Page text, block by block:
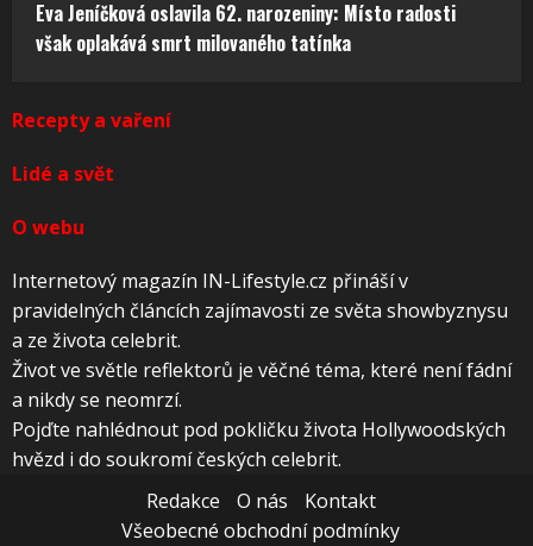
Eva Jeníčková oslavila 62. narozeniny: Místo radosti
však oplakává smrt milovaného tatínka
Recepty a vaření
Lidé a svět
O webu
Internetový magazín IN-Lifestyle.cz přináší v
pravidelných článcích zajímavosti ze světa showbyznysu
a ze života celebrit.
Život ve světle reflektorů je věčné téma, které není fádní
a nikdy se neomrzí.
Pojďte nahlédnout pod pokličku života Hollywoodských
hvězd i do soukromí českých celebrit.
Redakce
O nás
Kontakt
Všeobecné obchodní podmínky